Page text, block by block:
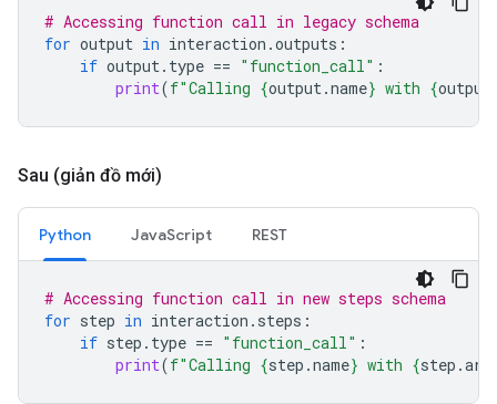
# Accessing function call in legacy schema
for output in interaction .outputs :
if output. type == "function_call" :
print(f"Calling {output.name} with {output
Sau (giản đồ mới)
Python JavaScript REST
# Accessing function call in new steps schema
for step in interaction . steps :
if step . type == "function_call" :
print(f"Calling {step .name} with {step .